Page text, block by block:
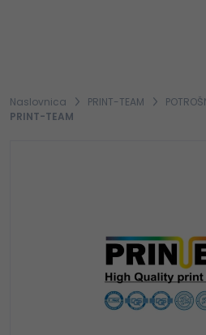
Naslovnica PRINT-TEAM
PRINT-TEAM